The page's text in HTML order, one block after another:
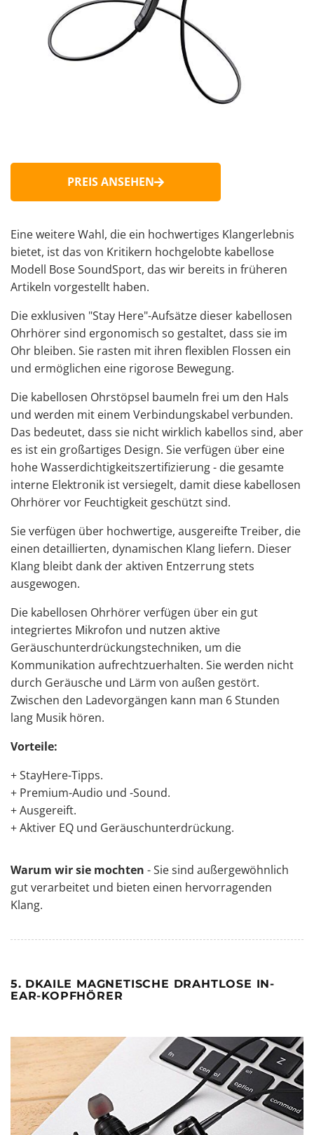
PREIS ANSEHEN
Eine weitere Wahl, die ein hochwertiges Klangerlebnis
bietet, ist das von Kritikern hochgelobte kabellose
Modell BoseSoundSport, das wir bereits in früheren
Artikeln vorgestellt haben.
Die exklusiven "Stay Here"-Aufsätze dieser kabellosen
Ohrhörer sind ergonomisch so gestaltet, dass sie im
Ohr bleiben. Sie rasten mit ihren flexiblen Flossen ein
und ermöglichen eine rigorose Bewegung.
Die kabellosen Ohrstöpsel baumeln frei um den Hals
und werden mit einem Verbindungskabel verbunden.
Das bedeutet, dass sie nicht wirklich kabellos sind, aber
es ist ein großartiges Design. Sie verfügen über eine
hohe Wasserdichtigkeitszertifizierung - die gesamte
interne Elektronik ist versiegelt, damit diese kabellosen
Ohrhörer vor Feuchtigkeit geschützt sind.
Sie verfügen über hochwertige, ausgereifte Treiber, die
einen detaillierten, dynamischen Klang liefern. Dieser
Klang bleibt dank der aktiven Entzerrung stets
ausgewogen.
Die kabellosen Ohrhörer verfügen über ein gut
integriertes Mikrofon und nutzen aktive
Geräuschunterdrückungstechniken, um die
Kommunikation aufrechtzuerhalten. Sie werden nicht
durch Geräusche und Lärm von außen gestört.
Zwischen den Ladevorgängen kann man 6 Stunden
lang Musik hören.
Vorteile:
+ StayHere-Tipps.
+ Premium-Audio und -Sound.
+ Ausgereift.
+ Aktiver EQ und Geräuschunterdrückung.
Warum wir sie mochten - Sie sind außergewöhnlich
gut verarbeitet und bieten einen hervorragenden
Klang.
5. DKAILE MAGNETISCHE DRAHTLOSE IN-
EAR-KOPFHÖRER